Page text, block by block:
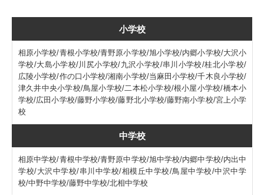
小学校
相原小学校/青根小学校/青野原小学校/旭小学校/内郷小学校/大沢小
学校/大島小学校/川尻小学校/九沢小学校/串川小学校/桂北小学校/
広陵小学校/作の口小学校/湘南小学校/当麻田小学校/千木良小学校/
津久井中央小学校/鳥屋小学校/二本松小学校/根小屋小学校/橋本小
学校/広田小学校/藤野小学校/藤野北小学校/藤野南小学校/宮上小学
校
中学校
相原中学校/青根中学校/青野原中学校/旭中学校/内郷中学校/内出中
学校/大沢中学校/串川中学校/相模丘中学校/鳥屋中学校/中沢中学
校/中野中学校/藤野中学校/北相中学校